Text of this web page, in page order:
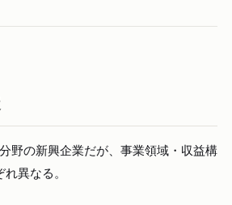
野の新興企業だが、事業領域・収益構
異なる。